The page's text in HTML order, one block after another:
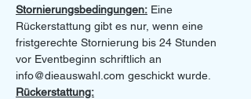
Stornierungsbedingungen: Eine
Rückerstattung gibt es nur, wenn eine
fristgerechte Stornierung bis 24 Stunden
vor Eventbeginn schriftlich an
info@dieauswahl.com geschickt wurde.
Rückerstattung: